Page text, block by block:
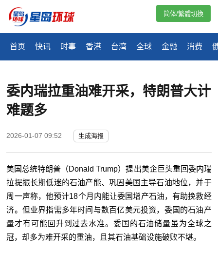
首页 快讯 时事 香港 台湾 全球 金融 消费
简体/繁體切換
委内瑞拉重油难开采，特朗普大计
难题多
2026-01-07 09:52 生成海报
美国总统特朗普（Donald Trump）提出美企巨头重回委内瑞
拉提振长期低迷的石油产能、巩固美国主导石油地位，并于
周一声称，他预计18个月内能让委国增产石油，有助挽救经
济。但业界指需多年时间与数百亿美元投资，委国的石油产
量才有可能回升到过去水准。委国的石油储量虽为全球之
冠，却多为难开采的重油，且其石油基础设施破败不堪。